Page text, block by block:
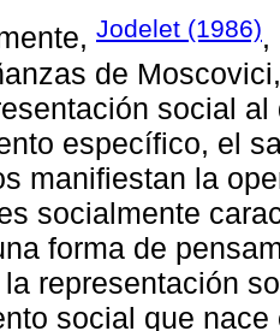
Jodelet (1986),
de
social
específico, el
manifiestan la
socialmente
forma de
representación
social que